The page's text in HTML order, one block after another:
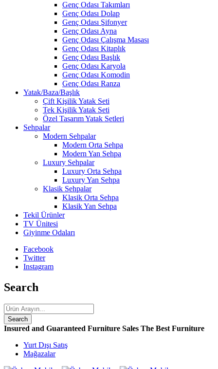
Genç Odası Takımları
Genç Odası Dolap
Genç Odası Şifonyer
Genç Odası Ayna
Genç Odası Çalışma Masası
Genç Odası Kitaplık
Genç Odası Başlık
Genç Odası Karyola
Genç Odası Komodin
Genç Odası Ranza
Yatak/Baza/Başlık
Çift Kişilik Yatak Seti
Tek Kişilik Yatak Seti
Özel Tasarım Yatak Setleri
Sehpalar
Modern Sehpalar
Modern Orta Sehpa
Modern Yan Sehpa
Luxury Sehpalar
Luxury Orta Sehpa
Luxury Yan Sehpa
Klasik Sehpalar
Klasik Orta Sehpa
Klasik Yan Sehpa
Tekil Ürünler
TV Ünitesi
Giyinme Odaları
Facebook
Twitter
Instagram
Search
Insured and Guaranteed Furniture Sales The Best Furniture
Yurt Dışı Satış
Mağazalar